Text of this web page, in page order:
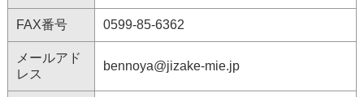
FAX番号 0599-85-6362
メールアド
レス
bennoya@jizake-mie.jp